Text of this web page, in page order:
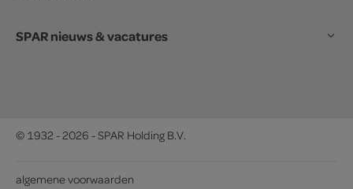
SPAR nieuws & vacatures
© 1932 - 2026 - SPAR Holding B.V.
algemene voorwaarden